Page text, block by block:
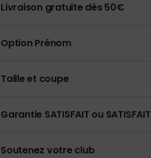
Livraison gratuite dès 50€
Option Prénom
Taille et coupe
Garantie SATISFAIT ou SATISFAIT
Soutenez votre club